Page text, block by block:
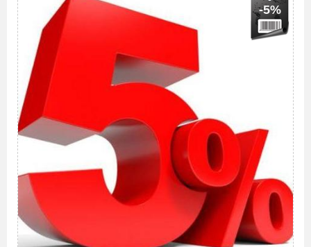
-5%